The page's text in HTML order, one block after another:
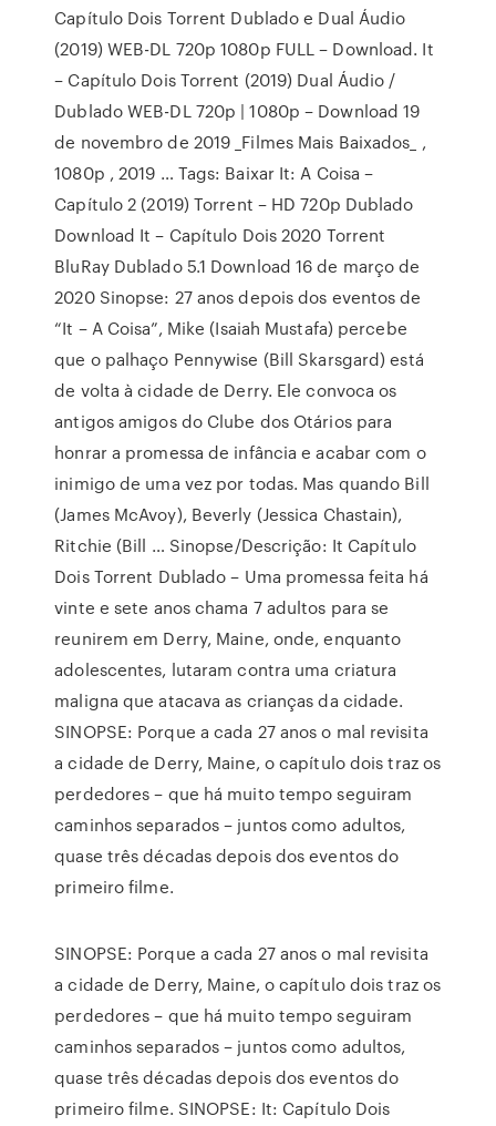
Capítulo Dois Torrent Dublado e Dual Áudio
(2019) WEB-DL 720p 1080p FULL – Download. It
– Capítulo Dois Torrent (2019) Dual Áudio /
Dublado WEB-DL 720p | 1080p – Download 19
de novembro de 2019 _Filmes Mais Baixados_ ,
1080p , 2019 … Tags: Baixar It: A Coisa –
Capítulo 2 (2019) Torrent – HD 720p Dublado
Download It – Capítulo Dois 2020 Torrent
BluRay Dublado 5.1 Download 16 de março de
2020 Sinopse: 27 anos depois dos eventos de
“It – A Coisa”, Mike (Isaiah Mustafa) percebe
que o palhaço Pennywise (Bill Skarsgard) está
de volta à cidade de Derry. Ele convoca os
antigos amigos do Clube dos Otários para
honrar a promessa de infância e acabar com o
inimigo de uma vez por todas. Mas quando Bill
(James McAvoy), Beverly (Jessica Chastain),
Ritchie (Bill … Sinopse/Descrição: It Capítulo
Dois Torrent Dublado – Uma promessa feita há
vinte e sete anos chama 7 adultos para se
reunirem em Derry, Maine, onde, enquanto
adolescentes, lutaram contra uma criatura
maligna que atacava as crianças da cidade.
SINOPSE: Porque a cada 27 anos o mal revisita
a cidade de Derry, Maine, o capítulo dois traz os
perdedores – que há muito tempo seguiram
caminhos separados – juntos como adultos,
quase três décadas depois dos eventos do
primeiro filme.
SINOPSE: Porque a cada 27 anos o mal revisita
a cidade de Derry, Maine, o capítulo dois traz os
perdedores – que há muito tempo seguiram
caminhos separados – juntos como adultos,
quase três décadas depois dos eventos do
primeiro filme. SINOPSE: It: Capítulo Dois